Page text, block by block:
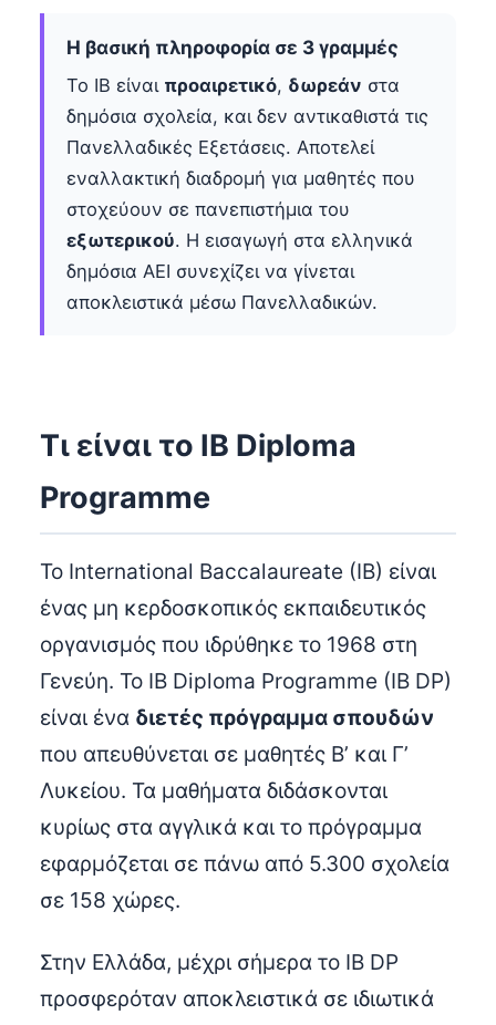
Η βασική πληροφορία σε 3 γραμμές
Το IB είναι προαιρετικό, δωρεάν στα
δημόσια σχολεία, και δεν αντικαθιστά τις
Πανελλαδικές Εξετάσεις. Αποτελεί
εναλλακτική διαδρομή για μαθητές που
στοχεύουν σε πανεπιστήμια του
εξωτερικού. Η εισαγωγή στα ελληνικά
δημόσια ΑΕΙ συνεχίζει να γίνεται
αποκλειστικά μέσω Πανελλαδικών.
Τι είναι το IB Diploma
Programme
Το International Baccalaureate (IB) είναι
ένας μη κερδοσκοπικός εκπαιδευτικός
οργανισμός που ιδρύθηκε το 1968 στη
Γενεύη. Το IB Diploma Programme (IB DP)
είναι ένα διετές πρόγραμμα σπουδών
που απευθύνεται σε μαθητές Β’ και Γ’
Λυκείου. Τα μαθήματα διδάσκονται
κυρίως στα αγγλικά και το πρόγραμμα
εφαρμόζεται σε πάνω από 5.300 σχολεία
σε 158 χώρες.
Στην Ελλάδα, μέχρι σήμερα το IB DP
προσφερόταν αποκλειστικά σε ιδιωτικά